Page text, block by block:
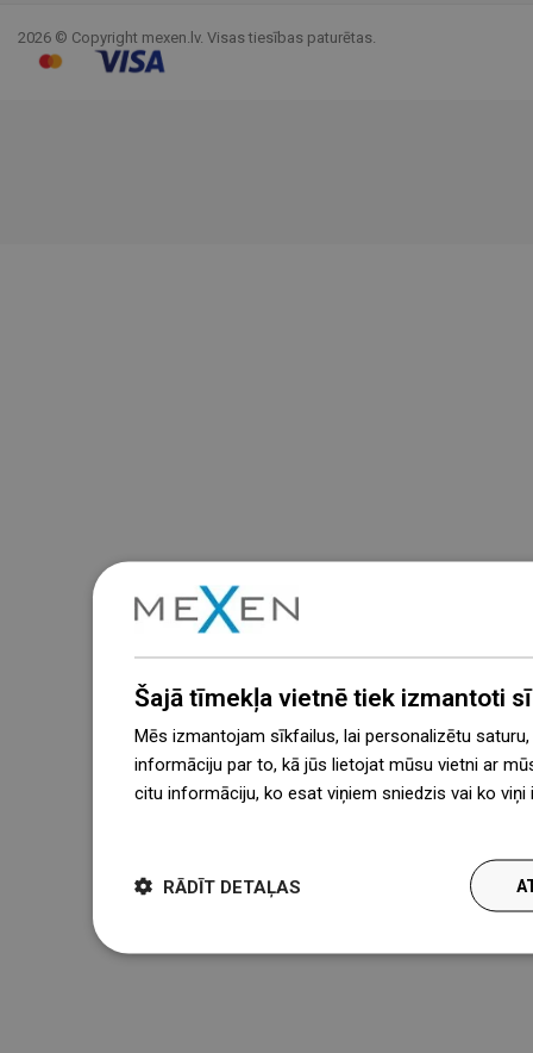
2026 © Copyright mexen.lv. Visas tiesības paturētas.
Šajā tīmekļa vietnē tiek izmantoti
Mēs izmantojam sīkfailus, lai personalizētu
informāciju par to, kā jūs lietojat mūsu vietni ar
citu informāciju, ko esat viņiem sniedzis vai ko
RĀDĪT DETAĻAS